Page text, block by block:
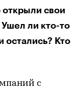
свои
ли кто-то
остались? Кто
с